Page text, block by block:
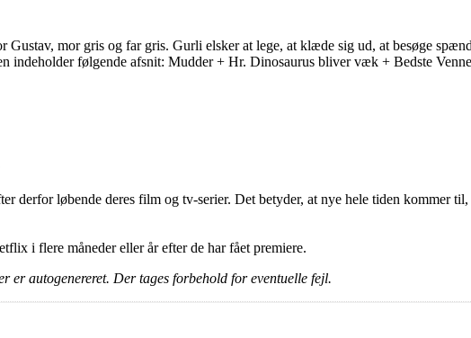
mor gris og far gris. Gurli elsker at lege, at klæde sig ud, at besøge
indeholder følgende afsnit: Mudder + Hr. Dinosaurus bliver væk + Bedste
derfor løbende deres film og tv-serier. Det betyder, at nye hele tiden kommer
i flere måneder eller år efter de har fået premiere.
er autogenereret. Der tages forbehold for eventuelle fejl.